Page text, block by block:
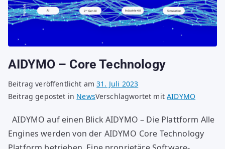
AIDYMO – Core Technology
Beitrag veröffentlicht am31. Juli 2023
Beitrag gepostet in NewsVerschlagwortet mitAIDYMO
AIDYMO auf einen Blick AIDYMO – Die Plattform Alle
Engines werden von der AIDYMO Core Technology